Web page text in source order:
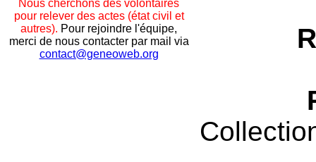
Nous cherchons des volontaires
pour relever des actes (état civil et
autres). Pour rejoindre l'équipe,
merci de nous contacter par mail via
contact@geneoweb.org